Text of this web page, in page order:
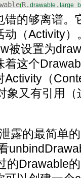
(R. drawable .
(sBackground);
的够离谱。
动（Activity
被设置为
这个
Activity（
象又有引用
露的最简单
看
的Drawable